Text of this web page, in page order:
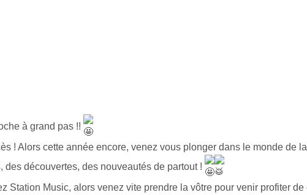
à grand pas !!
! Alors cette année encore, venez vous plonger dans le monde de
découvertes, des nouveautés de partout !
Station Music, alors venez vite prendre la vôtre pour venir profiter de